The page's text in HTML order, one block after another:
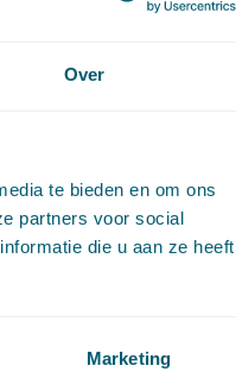
Over
te bieden en om ons
partners voor social
die u aan ze heeft
Marketing
ARCHIEF